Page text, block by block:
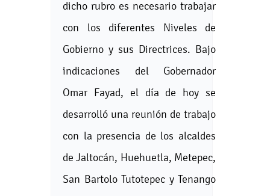
dicho rubro es necesario trabajar
con los diferentes Niveles de
Gobierno y sus Directrices. Bajo
indicaciones del Gobernador
Omar Fayad, el día de hoy se
desarrolló una reunión de trabajo
con la presencia de los alcaldes
de Jaltocán, Huehuetla, Metepec,
San Bartolo Tutotepec y Tenango